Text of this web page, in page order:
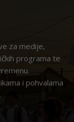
za medije,
programa te
i pohvalama